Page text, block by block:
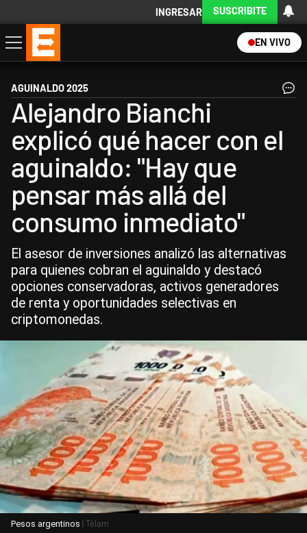
INGRESAR SUSCRIBITE
EN VIVO
Economía
Política
Internacional
Actualidad
Descargá la App
AGUINALDO 2025
Alejandro Bianchi
explicó qué hacer con el
aguinaldo: "Hay que
pensar más allá del
consumo inmediato"
El asesor de inversiones analizó las alternativas
para quienes cobran el aguinaldo y destacó
opciones conservadoras, activos generadores
de renta y oportunidades selectivas en
criptomonedas.
Pesos argentinos | Télam